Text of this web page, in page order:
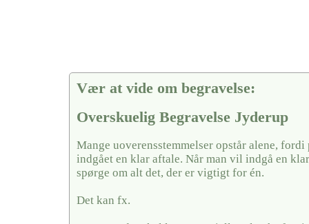
Vær at vide om begravelse:
Overskuelig Begravelse Jyderup
Mange uoverensstemmelser opstår alene,
indgået en klar aftale. Når man vil indgå en
spørge om alt det, der er vigtigt for én.
Det kan fx.